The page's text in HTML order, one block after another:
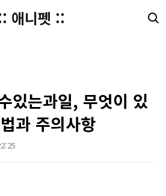
애니펫 ::
있는과일, 무엇이 있
과 주의사항